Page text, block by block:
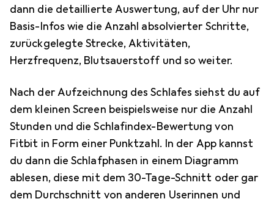
dann die detaillierte Auswertung, auf der Uhr nur
Basis-Infos wie die Anzahl absolvierter Schritte,
zurückgelegte Strecke, Aktivitäten,
Herzfrequenz, Blutsauerstoff und so weiter.
Nach der Aufzeichnung des Schlafes siehst du auf
dem kleinen Screen beispielsweise nur die Anzahl
Stunden und die Schlafindex-Bewertung von
Fitbit in Form einer Punktzahl. In der App kannst
du dann die Schlafphasen in einem Diagramm
ablesen, diese mit dem 30-Tage-Schnitt oder gar
dem Durchschnitt von anderen Userinnen und